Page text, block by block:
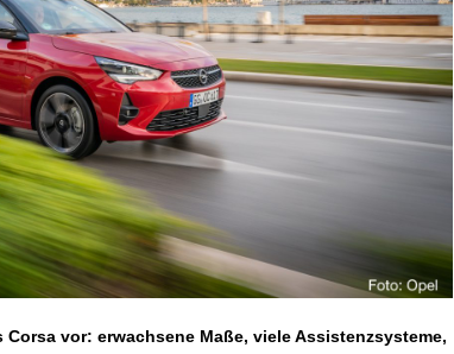
vor: erwachsene Maße, viele Assistenzsysteme,